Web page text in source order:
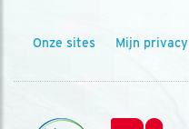
Onze sites Mijn privacy